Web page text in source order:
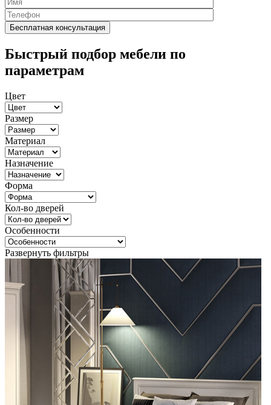
Быстрый подбор мебели по
параметрам
Цвет
Размер
Материал
Назначение
Форма
Кол-во дверей
Особенности
Развернуть фильтры